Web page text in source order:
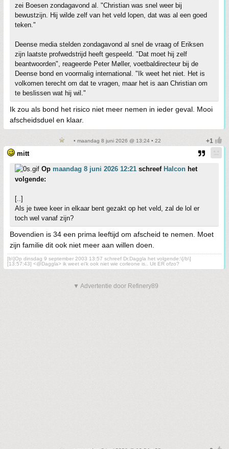
zei Boesen zondagavond al. "Christian was snel weer bij
bewustzijn. Hij wilde zelf van het veld lopen, dat was al een goed
teken."
Deense media stelden zondagavond al snel de vraag of Eriksen
zijn laatste profwedstrijd heeft gespeeld. "Dat moet hij zelf
beantwoorden", reageerde Peter Møller, voetbaldirecteur bij de
Deense bond en voormalig international. "Ik weet het niet. Het is
volkomen terecht om dat te vragen, maar het is aan Christian om
te beslissen wat hij wil."
Ik zou als bond het risico niet meer nemen in ieder geval. Mooi
afscheidsduel en klaar.
• maandag 8 juni 2026 @ 13:24 • 22
mitt
Op maandag 8 juni 2026 12:21 schreef Halcon het
volgende:
[..]
Als je twee keer in elkaar bent gezakt op het veld, zal de lol er
toch wel vanaf zijn?
Bovendien is 34 een prima leeftijd om afscheid te nemen. Moet
zijn familie dit ook niet meer aan willen doen.
[b\]Op dinsdag 9 september 2003 13:57 schreef Dr.Daggla het volgende:\[/b\]
[13:57:43] <@Daggla> ik weet ei'k ook niet wie corleone is.. Uit ER ofzo?
▼ Advertentie door Refinery89